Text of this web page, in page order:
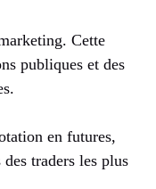
Cette
publiques et des
en futures,
traders les plus